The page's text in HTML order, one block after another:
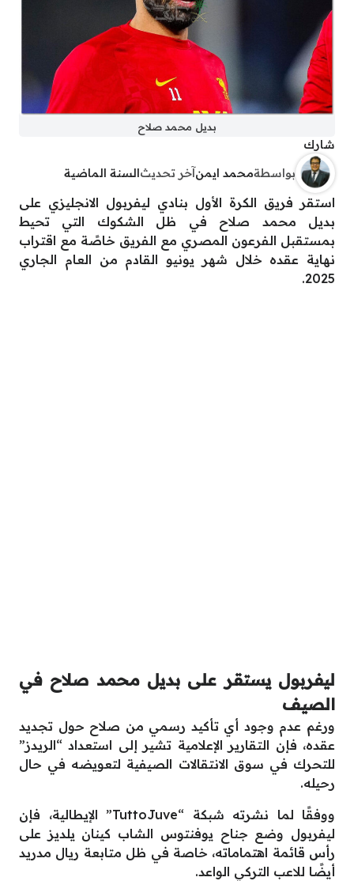
بديل محمد صلاح
شارك
بواسطةمحمد ايمنآخر تحديثالسنة الماضية
استقر فريق الكرة الأول بنادي ليفربول الانجليزي على
بديل محمد صلاح في ظل الشكوك التي تحيط
بمستقبل الفرعون المصري مع الفريق خاصًة مع اقتراب
نهاية عقده خلال شهر يونيو القادم من العام الجاري
2025.
ليفربول يستقر على بديل محمد صلاح في
الصيف
ورغم عدم وجود أي تأكيد رسمي من صلاح حول تجديد
عقده، فإن التقارير الإعلامية تشير إلى استعداد “الريدز”
للتحرك في سوق الانتقالات الصيفية لتعويضه في حال
رحيله.
ووفقًا لما نشرته شبكة “TuttoJuve” الإيطالية، فإن
ليفربول وضع جناح يوفنتوس الشاب كينان يلديز على
رأس قائمة اهتماماته، خاصة في ظل متابعة ريال مدريد
أيضًا للاعب التركي الواعد.